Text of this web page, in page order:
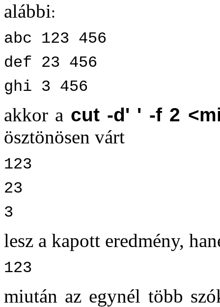
alábbi:
abc 123 456
def 23 456
ghi 3 456
akkor a cut -d' ' -f 2
ösztönösen várt
123
23
3
lesz a kapott eredmény,
123
miután az egynél több